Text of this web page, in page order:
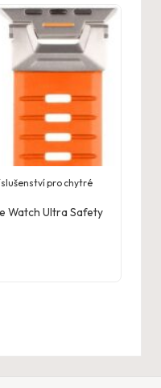
pro chytré
Watch Ultra Safety